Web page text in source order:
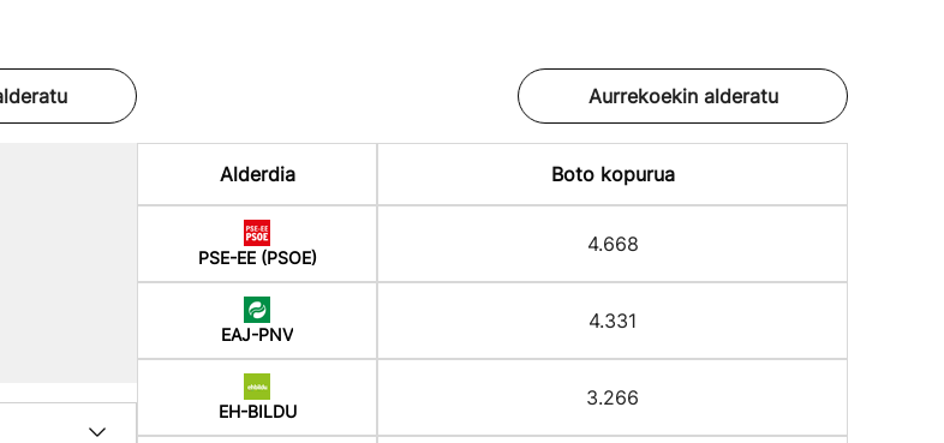
Aurrekoekin alderatu
Alderdia Boto kopurua
PSE-EE (PSOE)
4.668
EAJ-PNV
4.331
EH-BILDU
3.266